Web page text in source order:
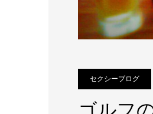
セクシーブログ